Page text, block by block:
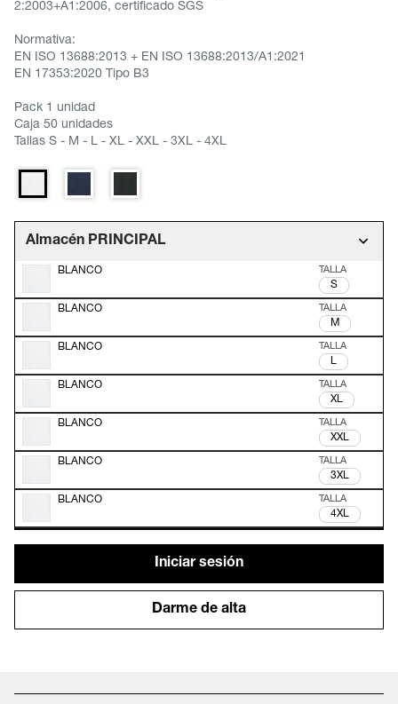
2:2003+A1:2006, certificado SGS
Normativa:
EN ISO 13688:2013 + EN ISO 13688:2013/A1:2021
EN 17353:2020 Tipo B3
Pack 1 unidad
Caja 50 unidades
Tallas S - M - L - XL - XXL - 3XL - 4XL
Almacén PRINCIPAL
BLANCO
S
BLANCO
M
BLANCO
L
BLANCO
XL
BLANCO
XXL
BLANCO
3XL
BLANCO
4XL
Iniciar sesión
Darme de alta